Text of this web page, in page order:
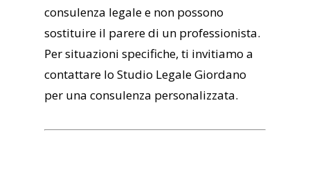
consulenza legale e non possono
sostituire il parere di un professionista.
Per situazioni specifiche, ti invitiamo a
contattare lo Studio Legale Giordano
per una consulenza personalizzata.